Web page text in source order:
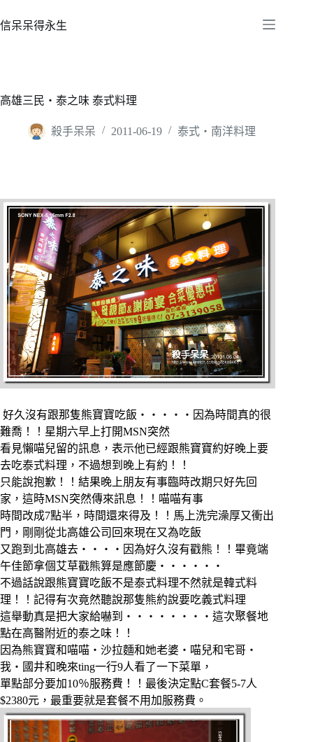
至
容
信呆呆得永生
高雄三民‧泰之味 泰式料理
殺手呆呆 2011-06-19 泰式‧南洋料理
好久沒有跟那隻熊寶寶吃飯‧‧‧‧‧因為時間真的很
難喬！！星期六早上打開MSN突然
看見懶喵兒留的訊息，表示他已經跟熊寶寶約好晚上要
去吃泰式料理，不過想到晚上有約！！
只能說抱歉！！結果晚上朋友有事臨時改期只好先回
家，這時MSN突然傳來訊息！！喵喵有事
時間改成7點半，時間還來得及！！馬上洗完澡厚又衝出
門，剛剛從北高雄公司回來現在又為吃飯
又跑到北高雄去‧‧‧‧因為好久沒有戳熊！！畢竟端
午佳節拿個艾草戳熊算是應節慶‧‧‧‧‧‧
不過話說跟熊寶寶吃飯不是泰式料理不然就是韓式料
理！！記得有次竟然聽說那隻熊約說要吃義式料理
這舉動真是把大家給嚇到‧‧‧‧‧‧‧‧這次聚餐地
點在高醫附近的泰之味！！
因為熊寶寶和喵喵‧沙拉麵和她老婆‧喵兒和宅哥‧
我‧國井和晚來ting一行9人看了一下菜單，
單點部分要加10％服務費！！最後決定點C套餐5-7人
$2380元，最重要就是套餐不用加服務費。